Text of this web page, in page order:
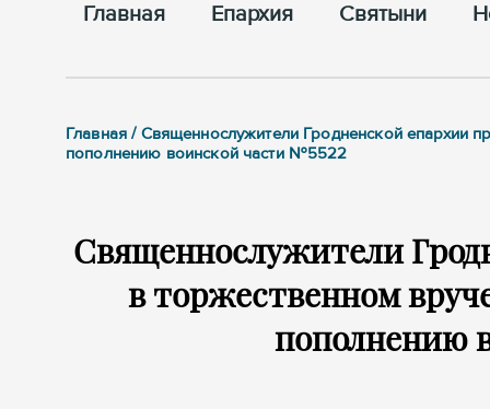
Главная Епархия Cвятыни
Главная / Священнослужители Гродненской епархии
пополнению воинской части №5522
Священнослужители
в торжественном
пополнению